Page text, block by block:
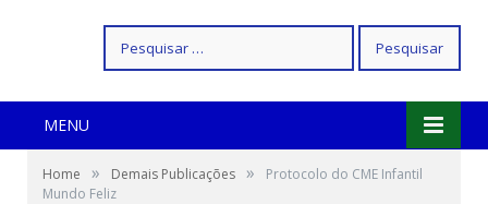
por:
MENU
Home » Demais Publicações »
Protocolo do CME Infantil
Mundo Feliz